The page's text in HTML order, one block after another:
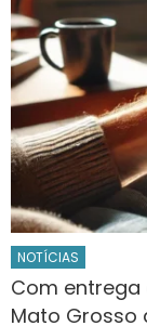
NOTÍCIAS
Com entrega
Mato Grosso